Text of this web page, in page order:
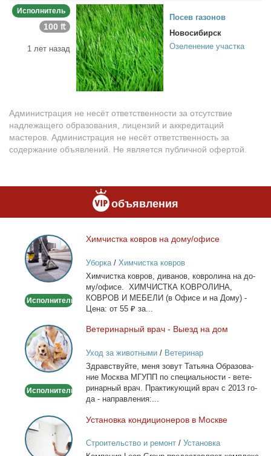
Исполнитель
100 ₶
1 лет назад
По­сев га­зо­нов
Новосибирск
Озеленение участка
Администрация не несёт ответственности за отсутствие
надлежащего образования, лицензий и аккредитаций
мастеров. Администрация не несёт ответственность за
содержание объявлений. Не является публичной офертой.
объявления
Химчистка
ковров
на
дому/
Исполнитель
Хим­чист­ка ков­ров на до­му/офи­се
Уборка/ Химчистка ковров
Хим­чист­ка ков­ров, ди­ва­нов, ков­ро­ли­на на до­
му/офи­се. ХИМЧИСТКА КОВРОЛИНА,
КОВРОВ И МЕБЕЛИ (в Офи­се и на До­му) -
Це­на: от 55 ₽ за...
Ветеринарный
врач
-
Выезд
дом
Исполнитель
Ве­те­ри­нар­ный врач - Вы­езд на дом
Уход за животными/ Ветеринар
Здрав­ствуй­те, ме­ня зо­вут Та­тья­на Об­ра­зо­ва­
ние Москва МГУПП по спе­ци­аль­но­сти - ве­те­
ри­нар­ный врач. Прак­ти­ку­ю­щий врач с 2013 го­
да - на­прав­ле­ния:...
Установка
кондиционеров
в
Уста­нов­ка кон­ди­ци­о­не­ров в Москве
Строительство и ремонт/ Установка
кондиционеров